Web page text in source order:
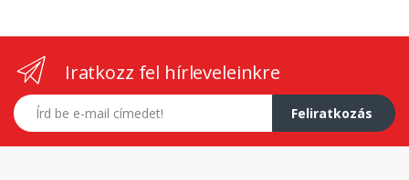
Iratkozz fel hírleveleinkre
E-mail címed
Feliratkozás